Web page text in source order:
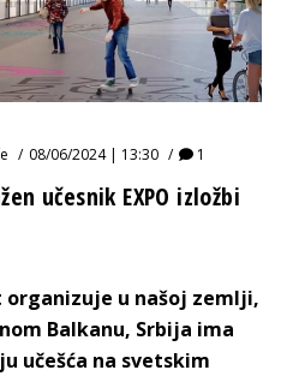
08/06/2024 | 13:30 1
učesnik EXPO izložbi
organizuje u našoj zemlji,
Balkanu, Srbija ima
učešća na svetskim